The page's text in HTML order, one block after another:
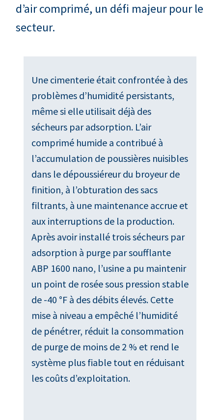
d’air comprimé, un défi majeur pour le
secteur.
Une cimenterie était confrontée à des
problèmes d’humidité persistants,
même si elle utilisait déjà des
sécheurs par adsorption. L’air
comprimé humide a contribué à
l’accumulation de poussières nuisibles
dans le dépoussiéreur du broyeur de
finition, à l’obturation des sacs
filtrants, à une maintenance accrue et
aux interruptions de la production.
Après avoir installé trois sécheurs par
adsorption à purge par soufflante
ABP 1600 nano, l’usine a pu maintenir
un point de rosée sous pression stable
de -40 °F à des débits élevés. Cette
mise à niveau a empêché l’humidité
de pénétrer, réduit la consommation
de purge de moins de 2 % et rend le
système plus fiable tout en réduisant
les coûts d’exploitation.